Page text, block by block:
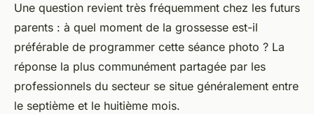
Une question revient très fréquemment chez les futurs
parents : à quel moment de la grossesse est-il
préférable de programmer cette séance photo ? La
réponse la plus communément partagée par les
professionnels du secteur se situe généralement entre
le septième et le huitième mois.